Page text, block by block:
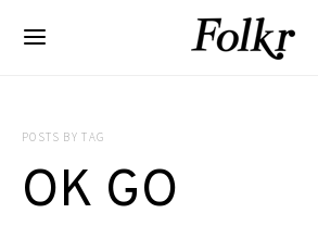
POSTS BY TAG
OK GO